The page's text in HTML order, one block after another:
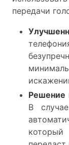
передачи
Решение
В